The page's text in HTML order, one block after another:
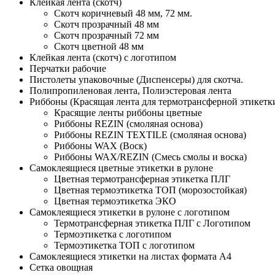
Клейкая лента (скотч)
Скотч коричневый 48 мм, 72 мм.
Скотч прозрачный 48 мм
Скотч прозрачный 72 мм
Скотч цветной 48 мм
Клейкая лента (скотч) с логотипом
Перчатки рабочие
Пистолеты упаковочные (Диспенсеры) для скотча.
Полипропиленовая лента, Полиэстеровая лента
Риббоны (Красящая лента для термотрансферной
Красящие ленты риббоны цветные
Риббоны REZIN (смоляная основа)
Риббоны REZIN TEXTILE (смоляная основа)
Риббоны WAX (Воск)
Риббоны WAX/REZIN (Смесь смолы и воска)
Самоклеящиеся цветные этикетки в рулоне
Цветная термотрансферная этикетка ПЛГ
Цветная термоэтикетка ТОП (морозостойкая)
Цветная термоэтикетка ЭКО
Самоклеящиеся этикетки в рулоне с логотипом
Термотрансферная этикетка ПЛГ с Логотипом
Термоэтикетка с логотипом
Термоэтикетка ТОП с логотипом
Самоклеящиеся этикетки на листах формата А4
Сетка овощная